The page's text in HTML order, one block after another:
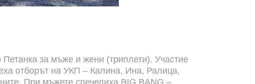
за мъже и жени (триплети). Участие
отборът на УКП – Калина, Ина, Ралица,